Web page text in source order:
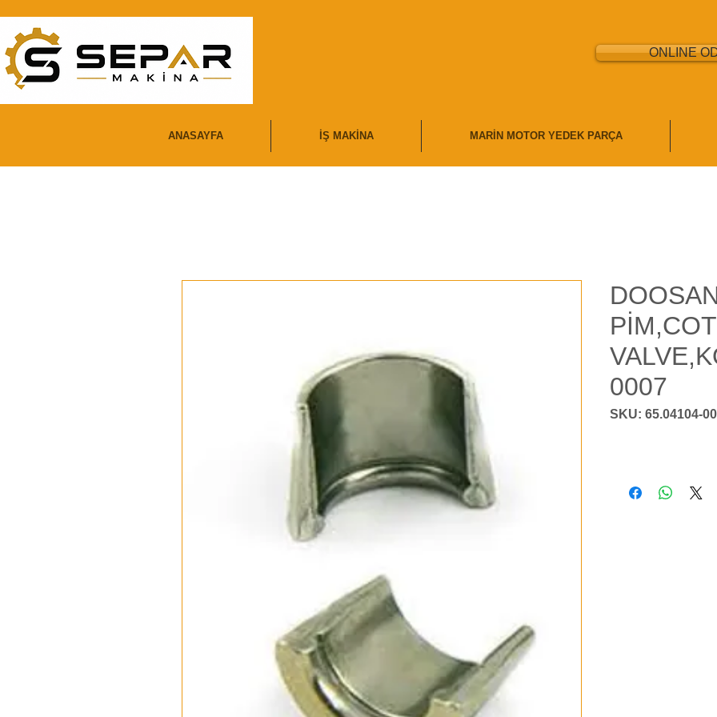
ONLINE
ANASAYFA İŞ MAKİNA MARİN MOTOR YEDEK PARÇA
0007
SKU: 65.04104-